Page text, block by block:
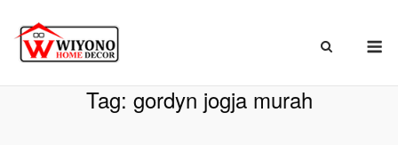
content
Beranda»gordyn jogja murah
Tag: gordyn jogja murah